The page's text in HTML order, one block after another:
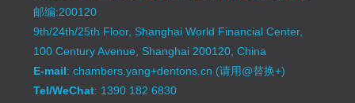
邮编:200120
9th/24th/25th Floor, Shanghai World Financial Center,
100 Century Avenue, Shanghai 200120, China
E-mail: chambers.yang+dentons.cn (请用@替换+)
Tel/WeChat: 1390 182 6830